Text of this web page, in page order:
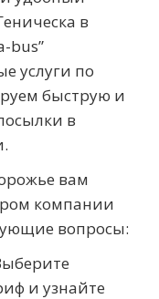
в
bus”
услуги по
быструю и
в
вам
компании
вопросы:
и узнайте